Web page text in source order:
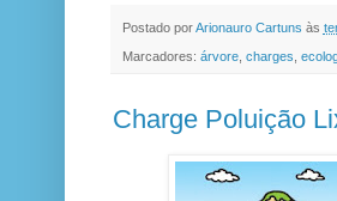
Postado porArionauro Cartuns às
Marcadores: árvore, charges
Charge Poluição